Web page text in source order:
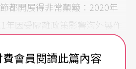
都開展得非常顛簸：2020年
年因受隔離政策影響海外製作
下上演，2022年汲取經驗後精
會員閱讀此篇內容